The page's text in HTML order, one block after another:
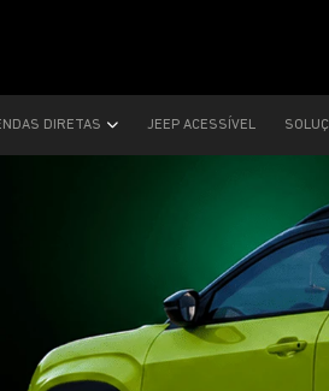
DIRETAS JEEP ACESSÍVEL